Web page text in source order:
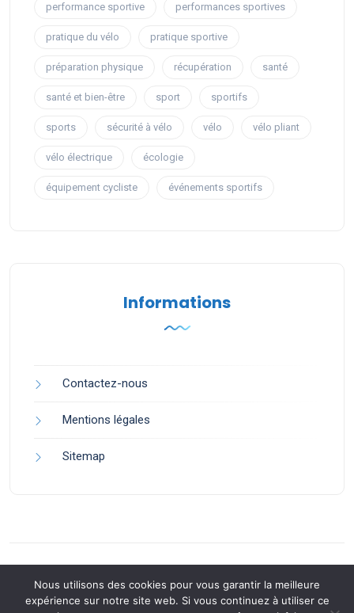
performance sportive performances sportives
pratique du vélo pratique sportive
préparation physique récupération santé
santé et bien-être sport sportifs
sports sécurité à vélo vélo vélo pliant
vélo électrique écologie
équipement cycliste événements sportifs
Informations
Contactez-nous
Mentions légales
Sitemap
Nous utilisons des cookies pour vous garantir la meilleure
expérience sur notre site web. Si vous continuez à utiliser ce